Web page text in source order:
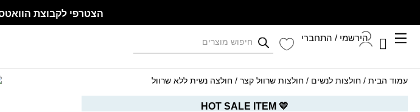
הצטרפי לקבוצת
הירשמי / התחברי
עמוד הבית / חולצות לנשים / חולצות שרוול קצר / חולצה נשית ללא שרוול
💛 HOT SALE ITEM